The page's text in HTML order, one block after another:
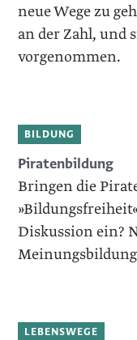
neue Wege zu
an der Zahl, und
vorgenommen.
BILDUNG
Piratenbildung
Bringen die
Diskussion ein?
LEBENSWEGE